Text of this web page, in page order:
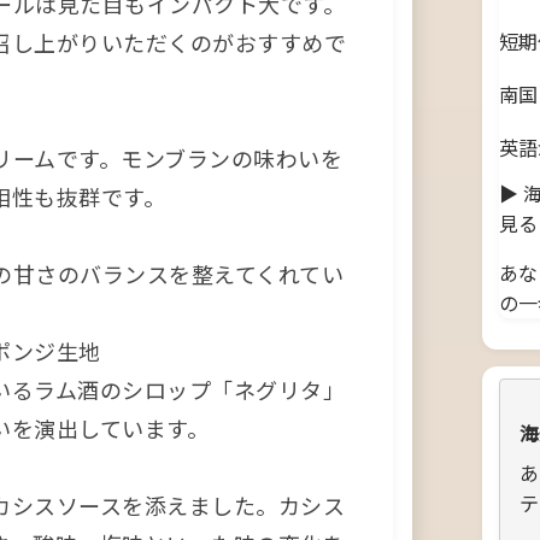
上がりいただくのがおすすめで
ムです。モンブランの味わいを
も抜群です。
さのバランスを整えてくれてい
ンジ生地
ラム酒のシロップ「ネグリタ」
演出しています。
スソースを添えました。カシス
短
南
英
▶
見る
あ
の